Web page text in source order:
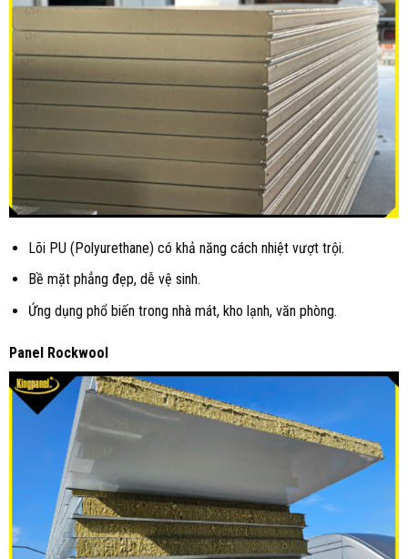
Lõi PU (Polyurethane) có khả năng cách nhiệt vượt trội.
Bề mặt phẳng đẹp, dễ vệ sinh.
Ứng dụng phổ biến trong nhà mát, kho lạnh, văn phòng.
Panel Rockwool